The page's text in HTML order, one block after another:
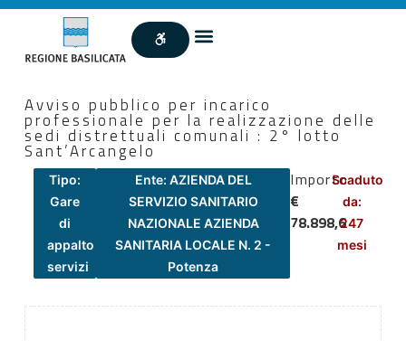
Avviso pubblico per incarico
professionale per la realizzazione delle
sedi distrettuali comunali : 2° lotto
Sant’Arcangelo
Tipo:
Gare
di
appalto
servizi
Ente: AZIENDA DEL
SERVIZIO SANITARIO
NAZIONALE AZIENDA
SANITARIA LOCALE N. 2 -
Potenza
Importo
€
78.898,6
Scaduto
da:
247
mesi